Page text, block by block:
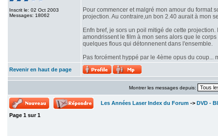
Inscrit le: 02 Oct 2003
Messages: 18062
Pour commencer et malgré mon amour du format
projection. Au contraire,un bon 2.40 aurait à mon
Enfn bref, je sors un poil mitigé de cette
amondrissent le film à mon sens alors que le
quelques flous qui détonnenent dans l'ensemble.
Pas forcément hyppé par le 4ème opus du
Revenir en haut de page
Montrer les messages depuis:
Les Années Laser Index du Forum -> DVD -
Page 1 sur1